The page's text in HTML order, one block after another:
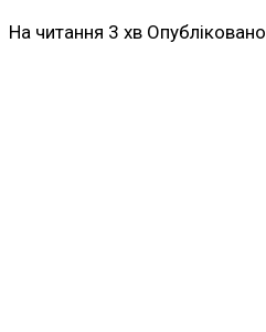
На читання 3 хв Опубліковано